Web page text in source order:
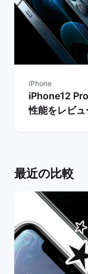
iPhone
iPhone12
性能をレビュ
最近の比較